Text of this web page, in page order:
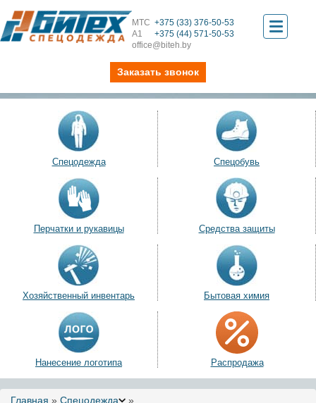
МТС +375 (33) 376-50-53
А1
+375 (44) 571-50-53
office@biteh.by
Toggle
Заказать звонок
Спецодежда Спецобувь
Перчатки и рукавицы Средства защиты
Хозяйственный инвентарь Бытовая химия
Нанесение логотипа Распродажа
Вы здесь
Главная » Спецодежда
»